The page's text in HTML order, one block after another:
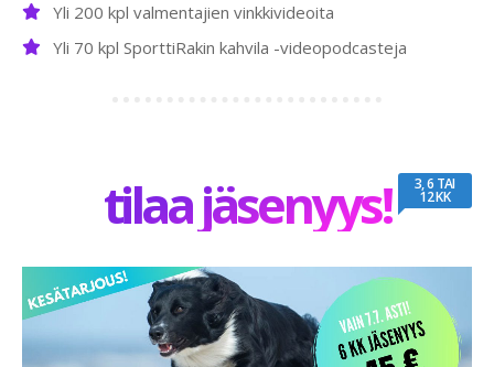
Yli 200 kpl valmentajien vinkkivideoita
Yli 70 kpl SporttiRakin kahvila -videopodcasteja
tilaa jäsenyys! 3, 6 TAI
12 KK